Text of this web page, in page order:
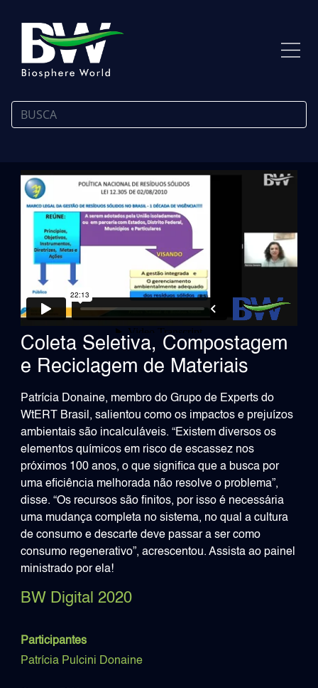
Coleta Seletiva, Compostagem
e Reciclagem de Materiais
Patrícia Donaine, membro do Grupo de Experts do
WtERT Brasil, salientou como os impactos e prejuízos
ambientais são incalculáveis. “Existem diversos os
elementos químicos em risco de escassez nos
próximos 100 anos, o que significa que a busca por
uma eficiência melhorada não resolve o problema”,
disse. “Os recursos são finitos, por isso é necessária
uma mudança completa no sistema, no qual a cultura
de consumo e descarte deve passar a ser como
consumo regenerativo”, acrescentou. Assista ao painel
ministrado por ela!
BW Digital 2020
Participantes
Patrícia Pulcini Donaine